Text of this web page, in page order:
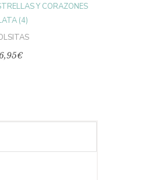
Y CORAZONES
(4)
6,95€